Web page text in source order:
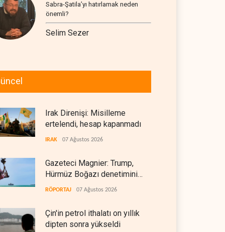
Sabra-Şatila’yı hatırlamak neden
önemli?
Selim Sezer
Irak Direnişi: Misilleme
ertelendi, hesap kapanmadı
IRAK 07 Ağustos 2026
Gazeteci Magnier: Trump,
Hürmüz Boğazı denetimini
doğrudan İran ve Umman'a
RÖPORTAJ 07 Ağustos 2026
Çin'in petrol ithalatı on yıllık
dipten sonra yükseldi